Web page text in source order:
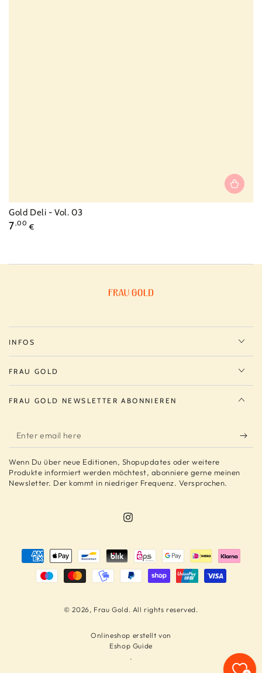
Vendor:
Gold Deli - Vol. 03
Regular
7,00 €
INFOS
FRAU GOLD
FRAU GOLD NEWSLETTER ABONNIEREN
Enter
email
here
Wenn Du über neue Editionen, Shopupdates oder weitere
Produkte informiert werden möchtest, abonniere gerne meinen
Newsletter. Der kommt in niedriger Frequenz. Versprochen.
Instagram
© 2026, Frau Gold. All rights reserved.
Onlineshop erstellt von
Eshop Guide
.
Payment
methods